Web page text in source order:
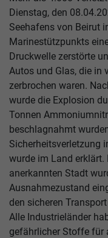
Dienstag, den
Seehafens von Beirut
Marinestützpunkts
Druckwelle zerstörte
Autos und Glas, die in
zerbrochen waren.
wurde die Explosion
Tonnen
beschlagnahmt
Sicherheitsverletzung
wurde im Land erklärt.
anerkannten Stadt
Ausnahmezustand
den sicheren
Alle Industrieländer
gefährlicher Stoffe für